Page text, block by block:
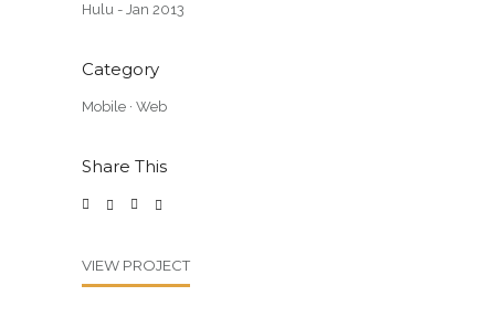
Hulu - Jan 2013
Category
Mobile · Web
Share This
VIEW PROJECT